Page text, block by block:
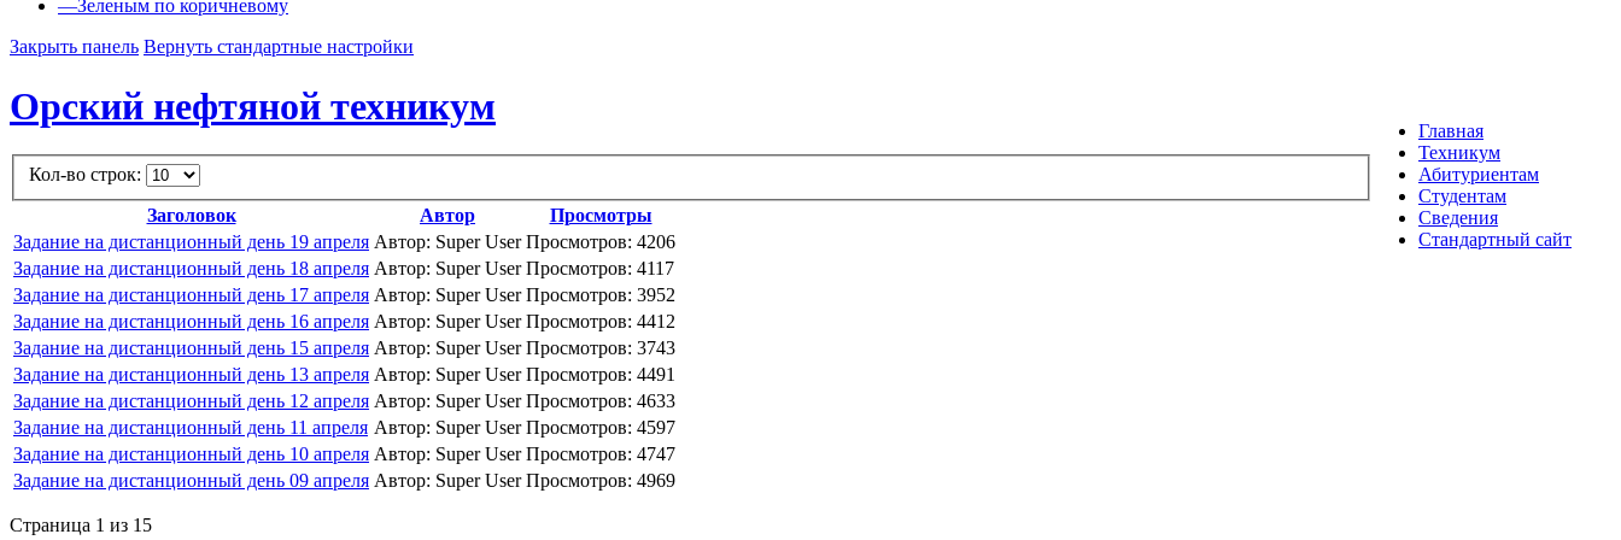
—Зеленым по коричневому
Закрыть панель Вернуть стандартные настройки
Главная
Техникум
Абитуриентам
Студентам
Сведения
Стандартный сайт
Орский нефтяной техникум
Кол-во строк:
Заголовок
Автор
Просмотры
Задание на дистанционный день 19 апреля Автор: Super User Просмотров: 4206
Задание на дистанционный день 18 апреля Автор: Super User Просмотров: 4117
Задание на дистанционный день 17 апреля Автор: Super User Просмотров: 3952
Задание на дистанционный день 16 апреля Автор: Super User Просмотров: 4412
Задание на дистанционный день 15 апреля Автор: Super User Просмотров: 3743
Задание на дистанционный день 13 апреля Автор: Super User Просмотров: 4491
Задание на дистанционный день 12 апреля Автор: Super User Просмотров: 4633
Задание на дистанционный день 11 апреля Автор: Super User Просмотров: 4597
Задание на дистанционный день 10 апреля Автор: Super User Просмотров: 4747
Задание на дистанционный день 09 апреля Автор: Super User Просмотров: 4969
Страница 1 из 15